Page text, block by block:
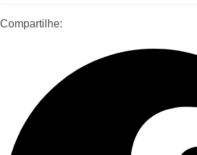
Compartilhe: